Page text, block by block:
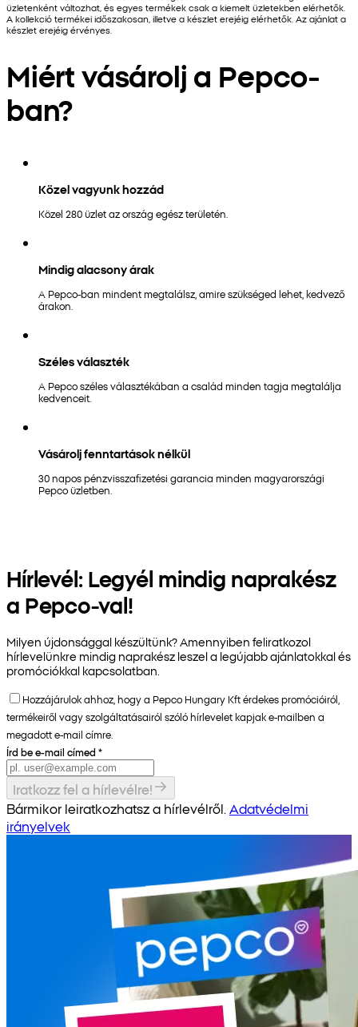
üzletenként változhat, és egyes termékek csak a kiemelt üzletekben elérhetők.
A kollekció termékei időszakosan, illetve a készlet erejéig elérhetők. Az ajánlat a
készlet erejéig érvényes.
Miért vásárolj a Pepco-
ban?
Közel vagyunk hozzád
Közel 280 üzlet az ország egész területén.
Mindig alacsony árak
A Pepco-ban mindent megtalálsz, amire szükséged lehet, kedvező
árakon.
Széles választék
A Pepco széles választékában a család minden tagja megtalálja
kedvenceit.
Vásárolj fenntartások nélkül
30 napos pénzvisszafizetési garancia minden magyarországi
Pepco üzletben.
Hírlevél: Legyél mindig naprakész
a Pepco-val!
Milyen újdonsággal készültünk? Amennyiben feliratkozol
hírlevelünkre mindig naprakész leszel a legújabb ajánlatokkal és
promóciókkal kapcsolatban.
Hozzájárulok ahhoz, hogy a Pepco Hungary Kft érdekes promócióiról,
termékeiről vagy szolgáltatásairól szóló hírlevelet kapjak e-mailben a
megadott e-mail címre.
Írd be e-mail címed *
Iratkozz fel a hírlevélre!
Bármikor leiratkozhatsz a hírlevélről. Adatvédelmi
irányelvek